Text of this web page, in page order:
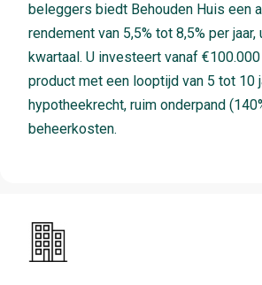
beleggers biedt Behouden Huis een
rendement van 5,5% tot 8,5% per
kwartaal. U investeert vanaf
product met een looptijd van 5 tot 10
hypotheekrecht, ruim onderpand
beheerkosten.